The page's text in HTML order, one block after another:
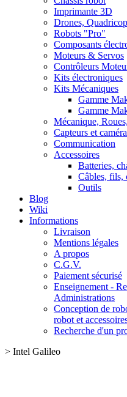
Imprimante 3D
Drones,
Robots "Pro"
Composants
Moteurs & Servos
Contrôleurs
Kits électroniques
Kits Mécaniques
Gamme
Gamme
Mécanique,
Capteurs et
Communication
Accessoires
Batteries,
Câbles, fils,
Outils
Blog
Wiki
Informations
Livraison
Mentions légales
A propos
C.G.V.
Paiement sécurisé
Enseignement -
Administrations
Conception de
robot et
Recherche d'un
> Intel Galileo